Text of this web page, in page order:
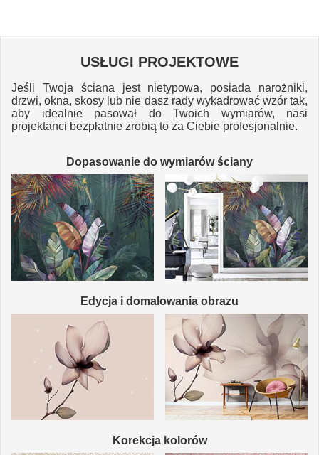
USŁUGI PROJEKTOWE
Jeśli Twoja ściana jest nietypowa, posiada narożniki,
drzwi, okna, skosy lub nie dasz rady wykadrować wzór tak,
aby idealnie pasował do Twoich wymiarów, nasi
projektanci bezpłatnie zrobią to za Ciebie profesjonalnie.
Dopasowanie do wymiarów ściany
Edycja i domalowania obrazu
Korekcja kolorów